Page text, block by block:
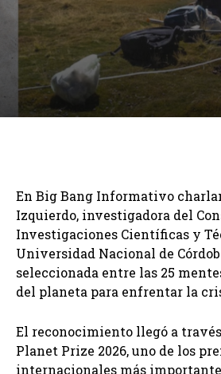
En Big Bang Informativo
Izquierdo, investigadora del
Investigaciones Científicas y
Universidad Nacional de
seleccionada entre las 25
del planeta para enfrentar la
El reconocimiento llegó a
Planet Prize 2026, uno de los
internacionales más